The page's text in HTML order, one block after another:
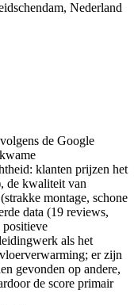
Nederland
de Google
klanten prijzen het
de kwaliteit van
montage, schone
data (19 reviews,
als het
er zijn
gevonden op andere,
de score primair